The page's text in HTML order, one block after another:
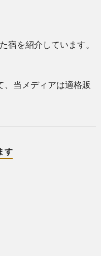
宿を紹介しています。
当メディアは適格販
す